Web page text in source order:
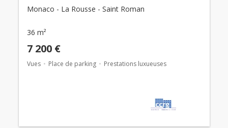
Monaco - La Rousse - Saint Roman
36 m²
7 200 €
Vues Place de parking Prestations luxueuses